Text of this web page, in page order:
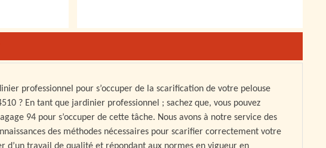
professionnel pour s’occuper de la scarification de votre pelouse
? En tant que jardinier professionnel ; sachez que, vous pouvez
94 pour s’occuper de cette tâche. Nous avons à notre service des
des méthodes nécessaires pour scarifier correctement votre